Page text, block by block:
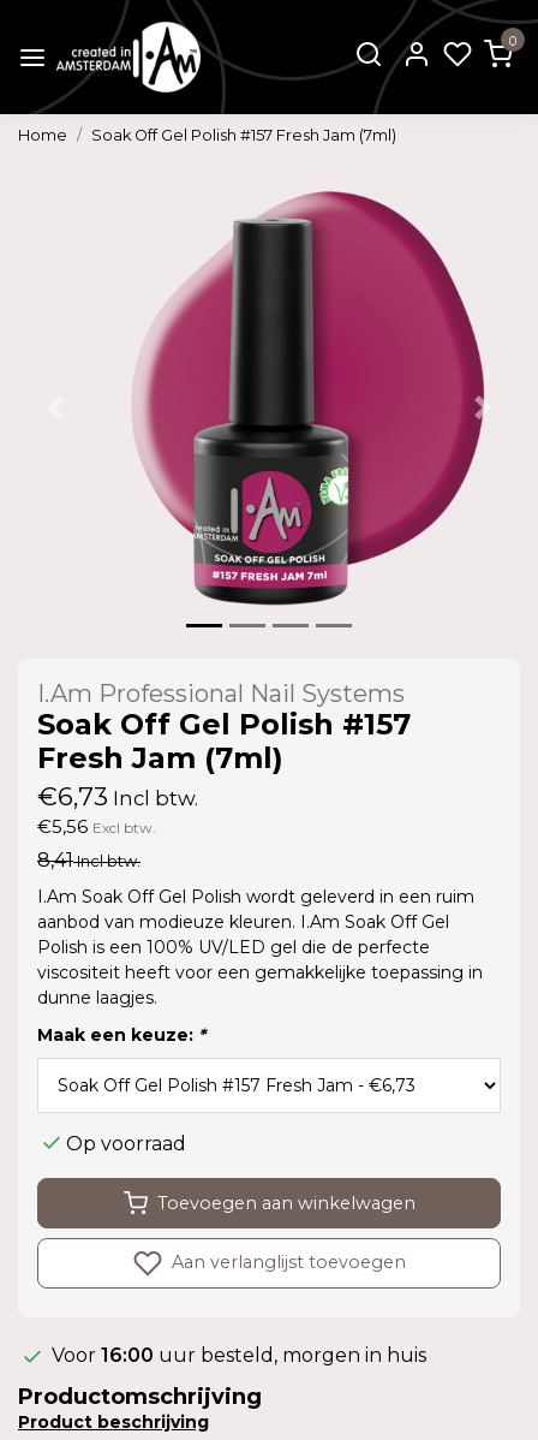
0
Home Soak Off Gel Polish #157 Fresh Jam (7ml)
I.Am Professional Nail Systems
Soak Off Gel Polish #157
Fresh Jam (7ml)
€6,73 Incl btw.
€5,56 Excl btw.
8,41Incl btw.
I.Am Soak Off Gel Polish wordt geleverd in een ruim
aanbod van modieuze kleuren. I.Am Soak Off Gel
Polish is een 100% UV/LED gel die de perfecte
viscositeit heeft voor een gemakkelijke toepassing in
dunne laagjes.
Maak een keuze: *
Op voorraad
Toevoegen aan winkelwagen
Aan verlanglijst toevoegen
Voor 16:00 uur besteld, morgen in huis
Productomschrijving
Product beschrijving